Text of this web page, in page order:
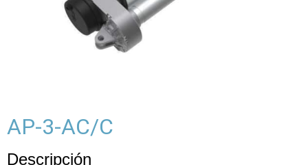
AP-3-AC/C
Descripción